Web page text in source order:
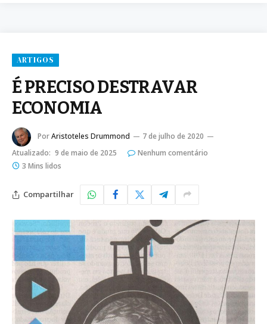
ARTIGOS
É PRECISO DESTRAVAR
ECONOMIA
PorAristoteles Drummond
7 de julho de 2020
Atualizado: 9 de maio de 2025
Nenhum comentário
3 Mins lidos
Compartilhar